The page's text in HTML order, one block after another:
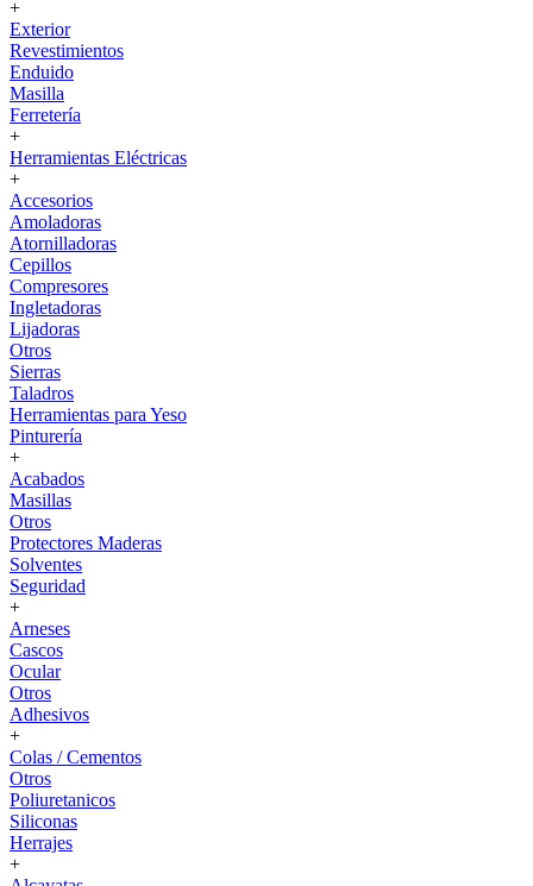
+
Exterior
Revestimientos
Enduido
Masilla
Ferretería
+
Herramientas Eléctricas
+
Accesorios
Amoladoras
Atornilladoras
Cepillos
Compresores
Ingletadoras
Lijadoras
Otros
Sierras
Taladros
Herramientas para Yeso
Pinturería
+
Acabados
Masillas
Otros
Protectores Maderas
Solventes
Seguridad
+
Arneses
Cascos
Ocular
Otros
Adhesivos
+
Colas / Cementos
Otros
Poliuretanicos
Siliconas
Herrajes
+